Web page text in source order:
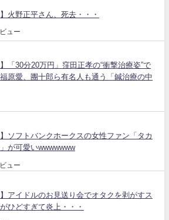
】火野正平さん、死去・・・
ュー
】「30分20万円」窪田正孝の“衝撃治療姿”で
原愛、團十郎ら有名人も通う「鍼治療の中
ソフトバンクホークスの女性ファン「タカ
が可愛いwwwwwww
ュー
アイドルのお見送り会でオタクを剥がすス
ひどすぎて炎上・・・